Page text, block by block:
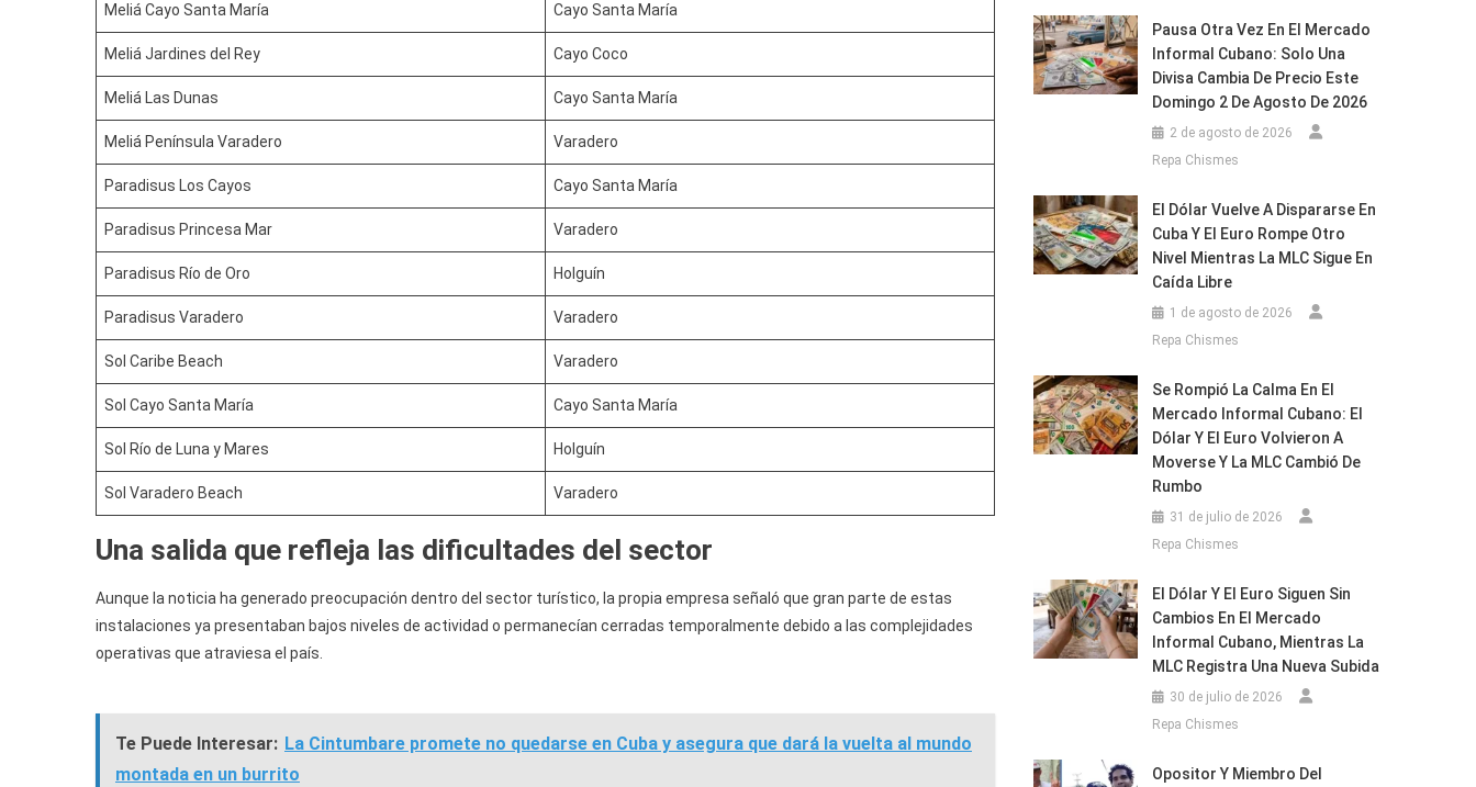
Meliá Cayo Santa María Cayo Santa María
Meliá Jardines del Rey Cayo Coco
Meliá Las Dunas Cayo Santa María
Meliá Península Varadero Varadero
Paradisus Los Cayos Cayo Santa María
Paradisus Princesa Mar Varadero
Paradisus Río de Oro Holguín
Paradisus Varadero Varadero
Sol Caribe Beach Varadero
Sol Cayo Santa María Cayo Santa María
Sol Río de Luna y Mares Holguín
Sol Varadero Beach Varadero
Una salida que refleja las dificultades del sector
Aunque la noticia ha generado preocupación dentro del sector turístico, la propia empresa señaló que gran parte de estas
instalaciones ya presentaban bajos niveles de actividad o permanecían cerradas temporalmente debido a las complejidades
operativas que atraviesa el país.
Te Puede Interesar: La Cintumbare promete no quedarse en Cuba y asegura que dará la vuelta al mundo
montada en un burrito
Pausa Otra Vez En El Mercado
Informal Cubano: Solo Una
Divisa Cambia De Precio Este
Domingo 2 De Agosto De 2026
2 de agosto de 2026
Repa Chismes
El Dólar Vuelve A Dispararse En
Cuba Y El Euro Rompe Otro
Nivel Mientras La MLC Sigue En
Caída Libre
1 de agosto de 2026
Repa Chismes
Se Rompió La Calma En El
Mercado Informal Cubano: El
Dólar Y El Euro Volvieron A
Moverse Y La MLC Cambió De
Rumbo
31 de julio de 2026
Repa Chismes
El Dólar Y El Euro Siguen Sin
Cambios En El Mercado
Informal Cubano, Mientras La
MLC Registra Una Nueva Subida
30 de julio de 2026
Repa Chismes
Opositor Y Miembro Del